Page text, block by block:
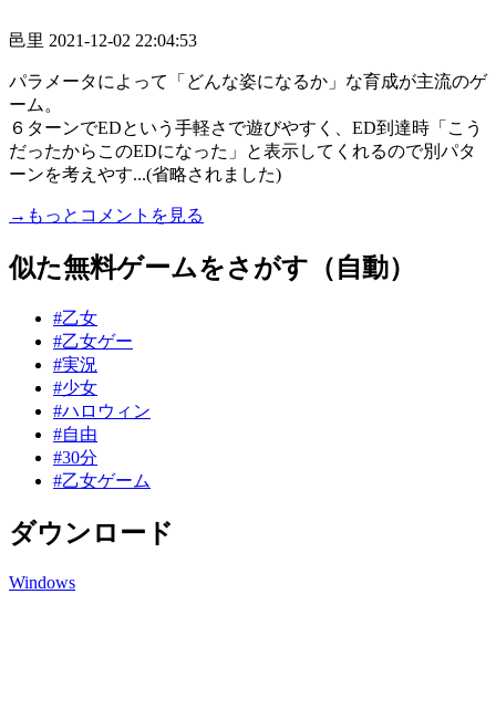
邑里 2021-12-02 22:04:53
パラメータによって「どんな姿になるか」な育成が主流のゲ
ーム。
６ターンでEDという手軽さで遊びやすく、ED到達時「こう
だったからこのEDになった」と表示してくれるので別パタ
ーンを考えやす...(省略されました)
→もっとコメントを見る
似た無料ゲームをさがす（自動）
#乙女
#乙女ゲー
#実況
#少女
#ハロウィン
#自由
#30分
#乙女ゲーム
ダウンロード
Windows